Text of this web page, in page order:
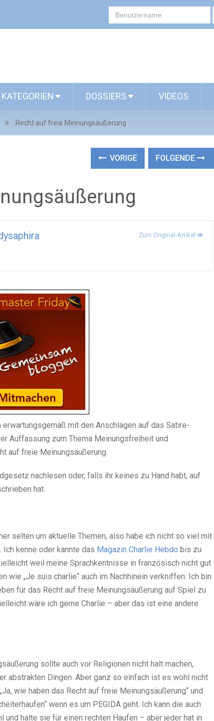
KATEGORIEN DOSSIERS VIDEOS
Recht auf freie Meinungsäußerung
VORIGE FOLGENDE
Zum Original-Artikel
mit den Anschlägen auf das Satire-
Auffassung zum Thema Meinungsfreiheit und
auf freie Meinungsäußerung
nachlesen oder, falls ihr keines zu Hand habt, auf
hat.
selten um aktuelle Themen, also habe ich nicht so viel mit
kenne oder kannte das Magazin Charlie Hebdo bis zu
weil meine Sprachkentnisse in französisch nicht gut
wie „Je suis charlie“ auch im Nachhinein verkniffen. Ich bin
für das Recht auf freie Meinungsäußerung auf Spiel zu
wäre ich gerne Charlie – aber das ist eine andere
sollte auch vor Religionen nicht halt machen,
abstrakten Dingen. Aber ganz so einfach ist es wohl nicht
wie haben das Recht auf freie Meinungsäußerung“ und
wenn es um PEGIDA geht. Ich kann die auch
und halte sie für einen rechten Haufen – aber jeder hat in